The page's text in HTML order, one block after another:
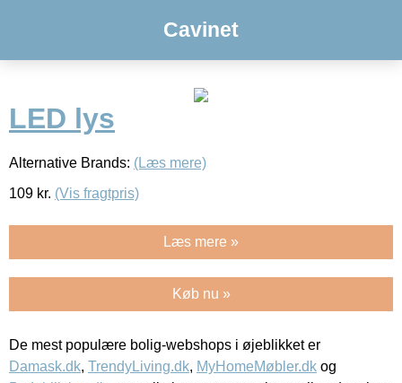
Cavinet
LED lys
Alternative Brands: (Læs mere)
109 kr. (Vis fragtpris)
Læs mere »
Køb nu »
De mest populære bolig-webshops i øjeblikket er
Damask.dk, TrendyLiving.dk, MyHomeMøbler.dk og